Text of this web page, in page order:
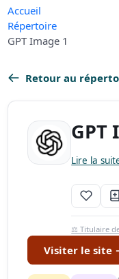
Accueil
Répertoire
GPT Image 1
Retour au
GPT
Lire la
⚖️ Titulaire
Visiter le site